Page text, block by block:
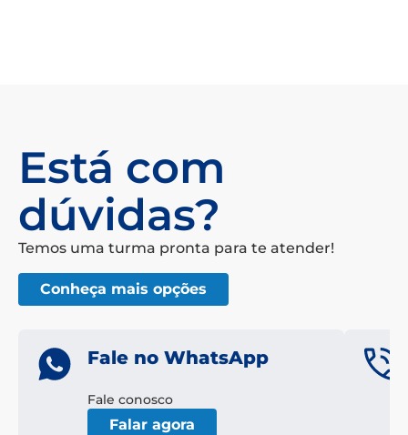
Está com
dúvidas?
Temos uma turma pronta para te atender!
Conheça mais opções
Fale no WhatsApp
Fale conosco
Falar agora